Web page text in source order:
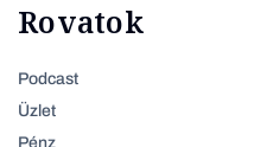
Rovatok
Podcast
Üzlet
Pénz